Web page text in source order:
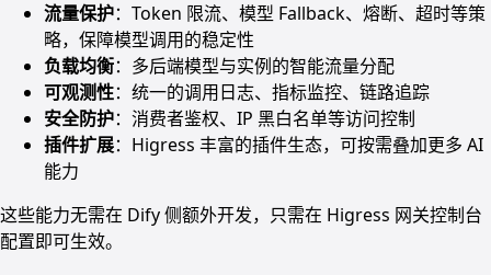
流量保护：Token 限流、模型 Fallback、熔断、超时等策
略，保障模型调用的稳定性
负载均衡：多后端模型与实例的智能流量分配
可观测性：统一的调用日志、指标监控、链路追踪
安全防护：消费者鉴权、IP 黑白名单等访问控制
插件扩展：Higress 丰富的插件生态，可按需叠加更多 AI
能力
这些能力无需在 Dify 侧额外开发，只需在 Higress 网关控制台
配置即可生效。